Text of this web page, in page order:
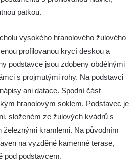
Lanny v parku
II. v parku Na
Na Sadech v
tramvajový sloup na
Budějovicích
Husově třídě v
patkou.
vysokého hranolového žulového
profilovanou krycí deskou a
podstavce jsou zdobeny obdélnými
s projmutými rohy. Na podstavci
ani datace. Spodní část
hranolovým soklem. Podstavec je
složeném ze žulových kvádrů s
železnými kramlemi. Na původním
na vyzděné kamenné terase,
pod podstavcem.